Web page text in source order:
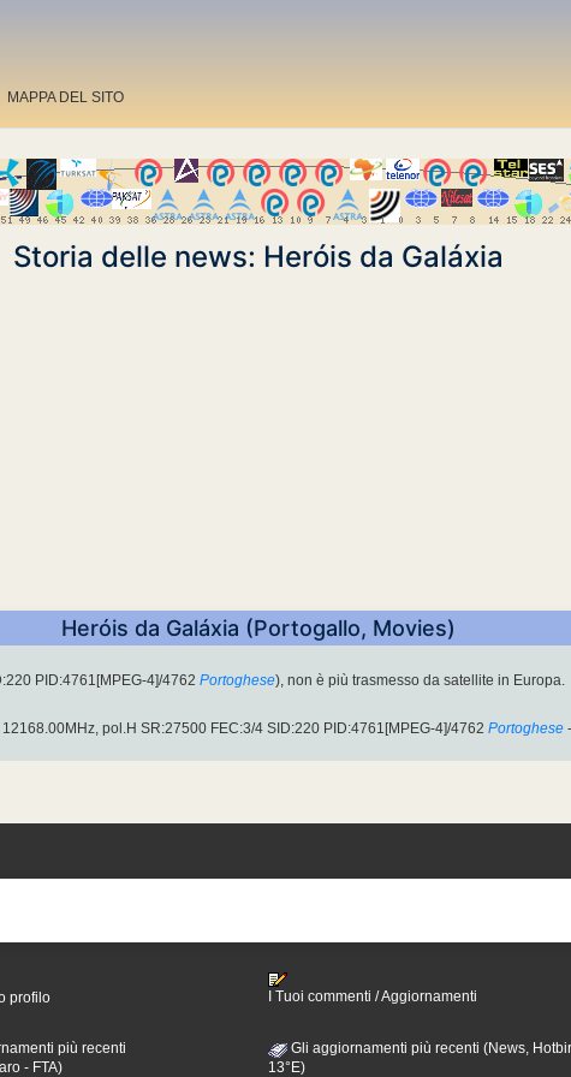
MAPPA DEL SITO
Storia delle news: Heróis da Galáxia
Heróis da Galáxia (Portogallo, Movies)
PID:4761[MPEG-4]/4762 Portoghese), non è più trasmesso da satellite in Europa.
pol.H SR:27500 FEC:3/4 SID:220 PID:4761[MPEG-4]/4762 Portoghese
profilo
I Tuoi commenti / Aggiornamenti
più recenti
- FTA)
Gli aggiornamenti più recenti (News,
13°E)